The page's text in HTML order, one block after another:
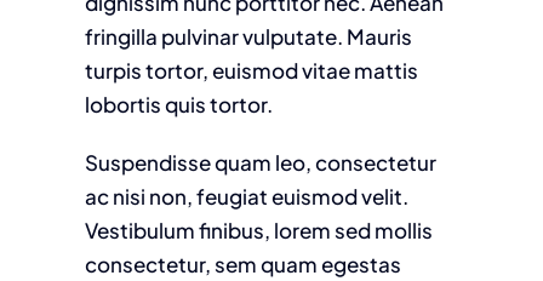
fringilla pulvinar vulputate. Mauris
turpis tortor, euismod vitae mattis
lobortis quis tortor.
Suspendisse quam leo, consectetur
ac nisi non, feugiat euismod velit.
Vestibulum finibus, lorem sed mollis
consectetur, sem quam egestas